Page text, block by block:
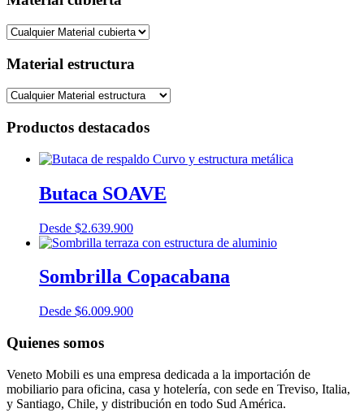
Material estructura
Productos destacados
Butaca SOAVE
Desde $2.639.900
Sombrilla Copacabana
Desde $6.009.900
Quienes somos
Veneto Mobili es una empresa dedicada a la importación de
mobiliario para oficina, casa y hotelería, con sede en Treviso, Italia,
y Santiago, Chile, y distribución en todo Sud América.